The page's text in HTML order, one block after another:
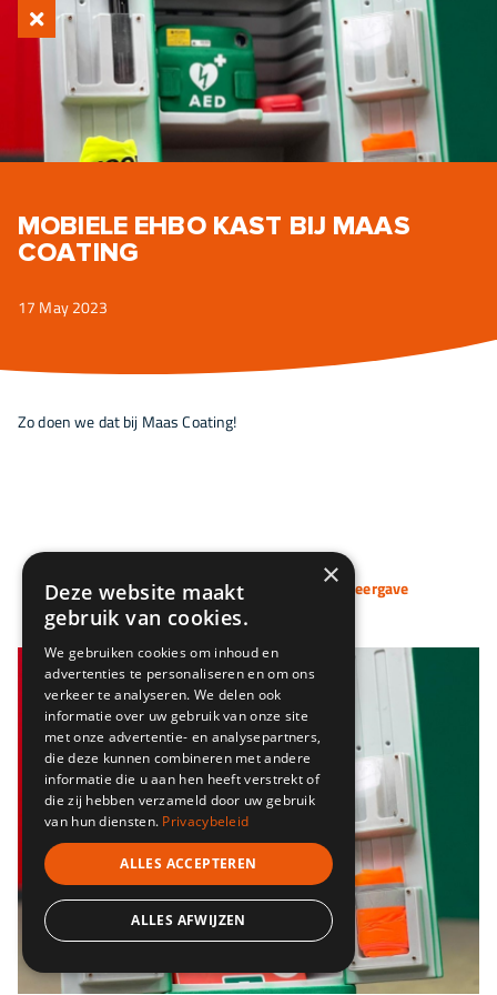
MOBIELE EHBO KAST BIJ MAAS
COATING
17 May 2023
Zo doen we dat bij Maas Coating!
Klik op een afbeelding voor volledige weergave
×
Deze website maakt
gebruik van cookies.
We gebruiken cookies om inhoud en
advertenties te personaliseren en om ons
verkeer te analyseren. We delen ook
informatie over uw gebruik van onze site
met onze advertentie- en analysepartners,
die deze kunnen combineren met andere
informatie die u aan hen heeft verstrekt of
die zij hebben verzameld door uw gebruik
van hun diensten. Privacybeleid
ALLES ACCEPTEREN
ALLES AFWIJZEN